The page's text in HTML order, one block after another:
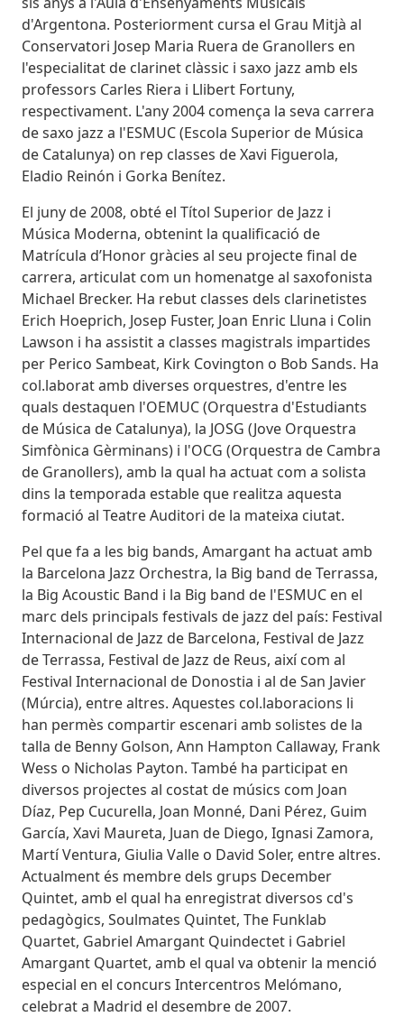
d'Argentona. Posteriorment cursa el Grau Mitjà al
Conservatori Josep Maria Ruera de Granollers en
l'especialitat de clarinet clàssic i saxo jazz amb els
professors Carles Riera i Llibert Fortuny,
respectivament. L'any 2004 comença la seva carrera
de saxo jazz a l'ESMUC (Escola Superior de Música
de Catalunya) on rep classes de Xavi Figuerola,
Eladio Reinón i Gorka Benítez.
El juny de 2008, obté el Títol Superior de Jazz i
Música Moderna, obtenint la qualificació de
Matrícula d’Honor gràcies al seu projecte final de
carrera, articulat com un homenatge al saxofonista
Michael Brecker. Ha rebut classes dels clarinetistes
Erich Hoeprich, Josep Fuster, Joan Enric Lluna i Colin
Lawson i ha assistit a classes magistrals impartides
per Perico Sambeat, Kirk Covington o Bob Sands. Ha
col.laborat amb diverses orquestres, d'entre les
quals destaquen l'OEMUC (Orquestra d'Estudiants
de Música de Catalunya), la JOSG (Jove Orquestra
Simfònica Gèrminans) i l'OCG (Orquestra de Cambra
de Granollers), amb la qual ha actuat com a solista
dins la temporada estable que realitza aquesta
formació al Teatre Auditori de la mateixa ciutat.
Pel que fa a les big bands, Amargant ha actuat amb
la Barcelona Jazz Orchestra, la Big band de Terrassa,
la Big Acoustic Band i la Big band de l'ESMUC en el
marc dels principals festivals de jazz del país: Festival
Internacional de Jazz de Barcelona, Festival de Jazz
de Terrassa, Festival de Jazz de Reus, així com al
Festival Internacional de Donostia i al de San Javier
(Múrcia), entre altres. Aquestes col.laboracions li
han permès compartir escenari amb solistes de la
talla de Benny Golson, Ann Hampton Callaway, Frank
Wess o Nicholas Payton. També ha participat en
diversos projectes al costat de músics com Joan
Díaz, Pep Cucurella, Joan Monné, Dani Pérez, Guim
García, Xavi Maureta, Juan de Diego, Ignasi Zamora,
Martí Ventura, Giulia Valle o David Soler, entre altres.
Actualment és membre dels grups December
Quintet, amb el qual ha enregistrat diversos cd's
pedagògics, Soulmates Quintet, The Funklab
Quartet, Gabriel Amargant Quindectet i Gabriel
Amargant Quartet, amb el qual va obtenir la menció
especial en el concurs Intercentros Melómano,
celebrat a Madrid el desembre de 2007.